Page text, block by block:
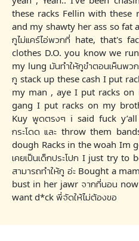
these racks Fellin with these
and my shawty her ass so fat
กูไม่แคร์ไอ่พวกที่ hate, that's
clothes D.O. you know we
my lung มันทำให้กูขำตอนเห็นพ
กู stack up these cash I put
my man , aye I put racks
gang I put racks on my
Kuy พูดตรงๆ i said fuck y’all
กระโดด และ throw them
dough Racks in the woah Im
เคยเป็นเด็กประโปก I just try to
สามารถทำให้กู อ่ะ Bought a
bust in her jawr จากที่นอน
want d*ck พี่จัดให้ไม่ต้องขอ